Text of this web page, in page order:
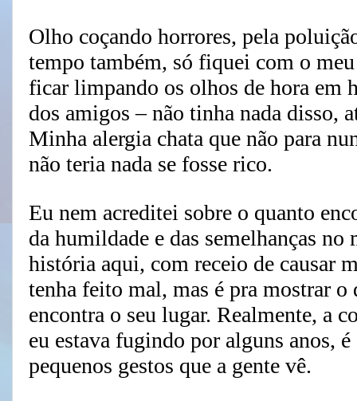
Olho coçando horrores, pela
tempo também, só fiquei com o
ficar limpando os olhos de hora em
dos amigos – não tinha nada disso,
Minha alergia chata que não para
não teria nada se fosse rico.
Eu nem acreditei sobre o quanto
da humildade e das semelhanças
história aqui, com receio de causar
tenha feito mal, mas é pra mostrar
encontra o seu lugar. Realmente, a
eu estava fugindo por alguns anos,
pequenos gestos que a gente vê.